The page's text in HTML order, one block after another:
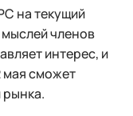
на текущий
членов
интерес, и
мая сможет
рынка.